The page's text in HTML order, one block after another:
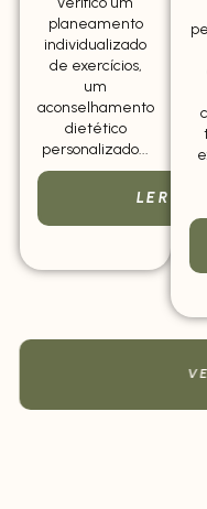
planeamento
individualizado
de exercícios,
um
aconselhamento
dietético
personalizado...
LER